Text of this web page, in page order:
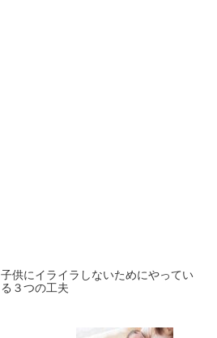
子供にイライラしないためにやってい
る３つの工夫